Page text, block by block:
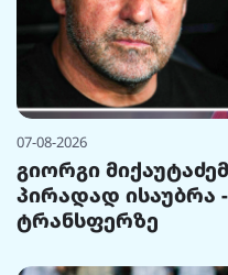
07-08-2026
გიორგი
პირადად ისაუბრა
ტრანსფერზე